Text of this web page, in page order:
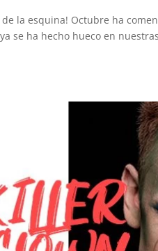
la esquina! Octubre ha
se ha hecho hueco en